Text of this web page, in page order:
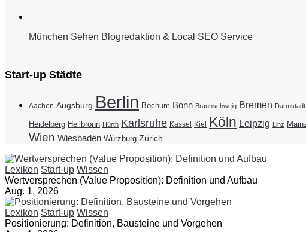
München Sehen Blogredaktion & Local SEO Service
Start-up Städte
Aachen Augsburg Berlin Bochum Bonn Braunschweig Bremen Darmstadt
Heidelberg Heilbronn Hürth Karlsruhe Kassel Kiel Köln Leipzig Linz
Wien Wiesbaden Würzburg Zürich
Lexikon Start-up Wissen
Wertversprechen (Value Proposition): Definition und Aufbau
Aug. 1, 2026
Lexikon Start-up Wissen
Positionierung: Definition, Bausteine und Vorgehen